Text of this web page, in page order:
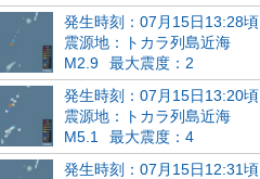
発生時刻：07月15日13:28頃
震源地：トカラ列島近海
M2.9
最大震度：2
発生時刻：07月15日13:20頃
震源地：トカラ列島近海
M5.1
最大震度：4
発生時刻：07月15日12:31頃